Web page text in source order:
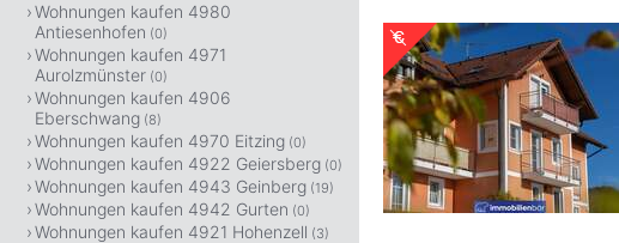
Wohnungen kaufen 4980
Antiesenhofen (0)
Wohnungen kaufen 4971
Aurolzmünster (0)
Wohnungen kaufen 4906
Eberschwang (8)
Wohnungen kaufen 4970 Eitzing (0)
Wohnungen kaufen 4922 Geiersberg (0)
Wohnungen kaufen 4943 Geinberg (19)
Wohnungen kaufen 4942 Gurten (0)
Wohnungen kaufen 4921 Hohenzell (3)